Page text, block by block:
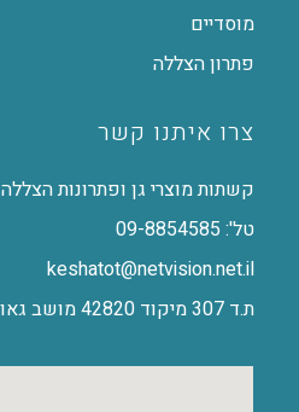
מוסדיים
פתרון הצללה
צרו איתנו קשר
קשתות מוצרי גן ופתרונות הצללה
טל': 09-8854585
keshatot@netvision.net.il
ת.ד 307 מיקוד 42820 מושב גאולים